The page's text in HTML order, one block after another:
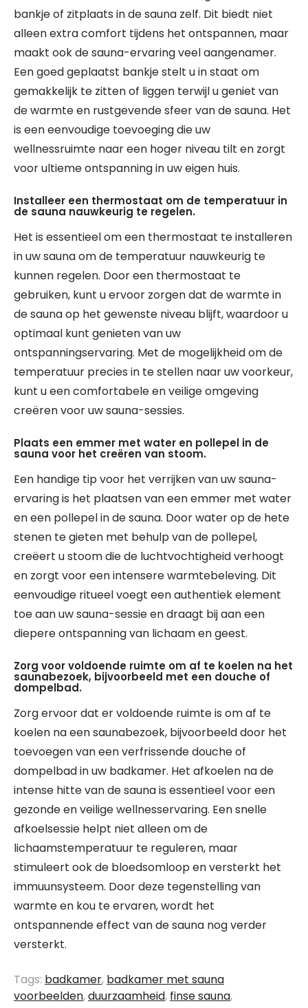
bankje of zitplaats in de sauna zelf. Dit biedt niet
alleen extra comfort tijdens het ontspannen, maar
maakt ook de sauna-ervaring veel aangenamer.
Een goed geplaatst bankje stelt u in staat om
gemakkelijk te zitten of liggen terwijl u geniet van
de warmte en rustgevende sfeer van de sauna. Het
is een eenvoudige toevoeging die uw
wellnessruimte naar een hoger niveau tilt en zorgt
voor ultieme ontspanning in uw eigen huis.
Installeer een thermostaat om de temperatuur in
de sauna nauwkeurig te regelen.
Het is essentieel om een thermostaat te installeren
in uw sauna om de temperatuur nauwkeurig te
kunnen regelen. Door een thermostaat te
gebruiken, kunt u ervoor zorgen dat de warmte in
de sauna op het gewenste niveau blijft, waardoor u
optimaal kunt genieten van uw
ontspanningservaring. Met de mogelijkheid om de
temperatuur precies in te stellen naar uw voorkeur,
kunt u een comfortabele en veilige omgeving
creëren voor uw sauna-sessies.
Plaats een emmer met water en pollepel in de
sauna voor het creëren van stoom.
Een handige tip voor het verrijken van uw sauna-
ervaring is het plaatsen van een emmer met water
en een pollepel in de sauna. Door water op de hete
stenen te gieten met behulp van de pollepel,
creëert u stoom die de luchtvochtigheid verhoogt
en zorgt voor een intensere warmtebeleving. Dit
eenvoudige ritueel voegt een authentiek element
toe aan uw sauna-sessie en draagt bij aan een
diepere ontspanning van lichaam en geest.
Zorg voor voldoende ruimte om af te koelen na het
saunabezoek, bijvoorbeeld met een douche of
dompelbad.
Zorg ervoor dat er voldoende ruimte is om af te
koelen na een saunabezoek, bijvoorbeeld door het
toevoegen van een verfrissende douche of
dompelbad in uw badkamer. Het afkoelen na de
intense hitte van de sauna is essentieel voor een
gezonde en veilige wellnesservaring. Een snelle
afkoelsessie helpt niet alleen om de
lichaamstemperatuur te reguleren, maar
stimuleert ook de bloedsomloop en versterkt het
immuunsysteem. Door deze tegenstelling van
warmte en kou te ervaren, wordt het
ontspannende effect van de sauna nog verder
versterkt.
Tags: badkamer, badkamer met sauna
voorbeelden,duurzaamheid, finse sauna,